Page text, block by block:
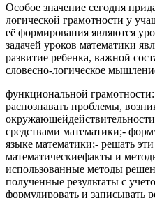
Особое значение сегодня
логической грамотности у
её формирования являются
задачей уроков математики
развитие ребенка, важной
словесно-логическое
функциональной
распознавать проблемы,
средствами математики;-
языке математики;- решать
математическиефакты и
использованные методы
полученные результаты с
формулировать и записывать